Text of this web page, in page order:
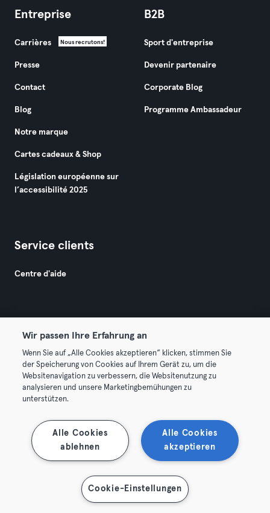
Entreprise
Carrières Nous recrutons!
Presse
Contact
Blog
Notre marque
Cartes cadeaux & Shop
Législation européenne sur
l’accessibilité 2025
B2B
Sport d'entreprise
Devenir partenaire
Corporate Blog
Programme Ambassadeur
Service clients
Centre d'aide
© 2026 Urban Sports Group GmbH. All rights reserved.
Conditions générales Politique de confidentialité
Mentions légales
Se rétracter ici
Wir passen Ihre Erfahrung an
Wenn Sie auf „Alle Cookies akzeptieren“ klicken, stimmen Sie
der Speicherung von Cookies auf Ihrem Gerät zu, um die
Websitenavigation zu verbessern, die Websitenutzung zu
analysieren und unsere Marketingbemühungen zu
unterstützen.
Alle Cookies
akzeptieren
Alle Cookies
ablehnen
Cookie-Einstellungen